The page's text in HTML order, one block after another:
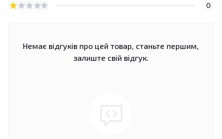
0
Немає відгуків про цей товар, станьте першим,
залиште свій відгук.